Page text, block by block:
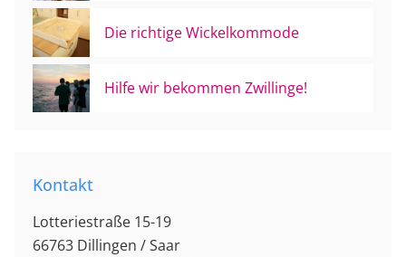
Die richtige Wickelkommode
Hilfe wir bekommen Zwillinge!
Kontakt
Lotteriestraße 15-19
66763 Dillingen / Saar